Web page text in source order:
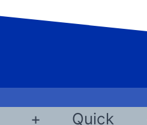
Quick